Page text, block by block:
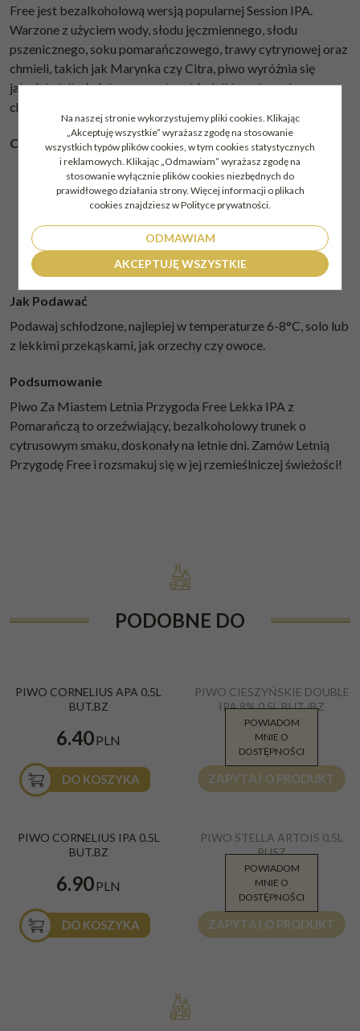
Free jest bezalkoholową wersją popularnej Session IPA.
Warzone z użyciem wody, słodu jęczmiennego, słodu
pszenicznego, soku pomarańczowego, trawy cytrynowej oraz
chmieli, takich jak Marynka czy Citra, piwo wyróżnia się
jakością i dbałością o naturalne składniki, zachowując
charakter kraftowy mimo braku alkoholu.
Ciekawostki
Dodatek trawy cytrynowej i soku pomarańczowego
nadaje piwu wyjątkową lekkość i orzeźwienie.
Proces produkcji pozwala zachować aromatyczne nuty
IPA bez zawartości alkoholu.
Doskonałe na ciepłe dni, idealne dla kierowców i osób
unikających alkoholu.
Jak Podawać
Podawaj schłodzone, najlepiej w temperaturze 6-8°C, solo lub
z lekkimi przekąskami, jak orzechy czy owoce.
Podsumowanie
Piwo Za Miastem Letnia Przygoda Free Lekka IPA z
Pomarańczą to orzeźwiający, bezalkoholowy trunek o
cytrusowym smaku, doskonały na letnie dni. Zamów Letnią
Przygodę Free i rozsmakuj się w jej rzemieślniczej świeżości!
PODOBNE DO
PIWO CORNELIUS APA 0.5L
BUT.BZ
6.40PLN
DO KOSZYKA
PIWO CIESZYŃSKIE DOUBLE
IPA 8% 0,5L BUT./BZ
10.70PLN
ZAPYTAJ O PRODUKT
POWIADOM
MNIE O
DOSTĘPNOŚCI
PIWO CORNELIUS IPA 0.5L
BUT.BZ
6.90PLN
DO KOSZYKA
PIWO STELLA ARTOIS 0,5L
PUSZ
5.95 PLN
ZAPYTAJ O PRODUKT
POWIADOM
MNIE O
DOSTĘPNOŚCI
Na naszej stronie wykorzystujemy pliki cookies. Klikając
„Akceptuję wszystkie” wyrażasz zgodę na stosowanie
wszystkich typów plików cookies, w tym cookies statystycznych
i reklamowych. Klikając „Odmawiam” wyrażasz zgodę na
stosowanie wyłącznie plików cookies niezbędnych do
prawidłowego działania strony. Więcej informacji o plikach
cookies znajdziesz w Polityce prywatności.
ODMAWIAM
AKCEPTUJĘ WSZYSTKIE